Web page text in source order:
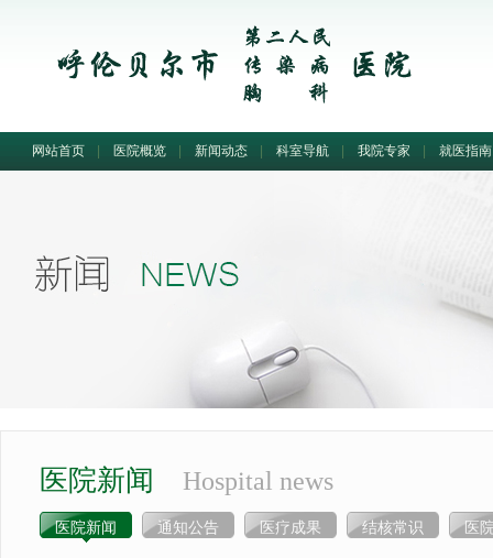
网站首页 医院概览 新闻动态 科室导航 我院专家 就医指南
医院新闻 Hospital news
医院新闻 通知公告 医疗成果 结核常识 医